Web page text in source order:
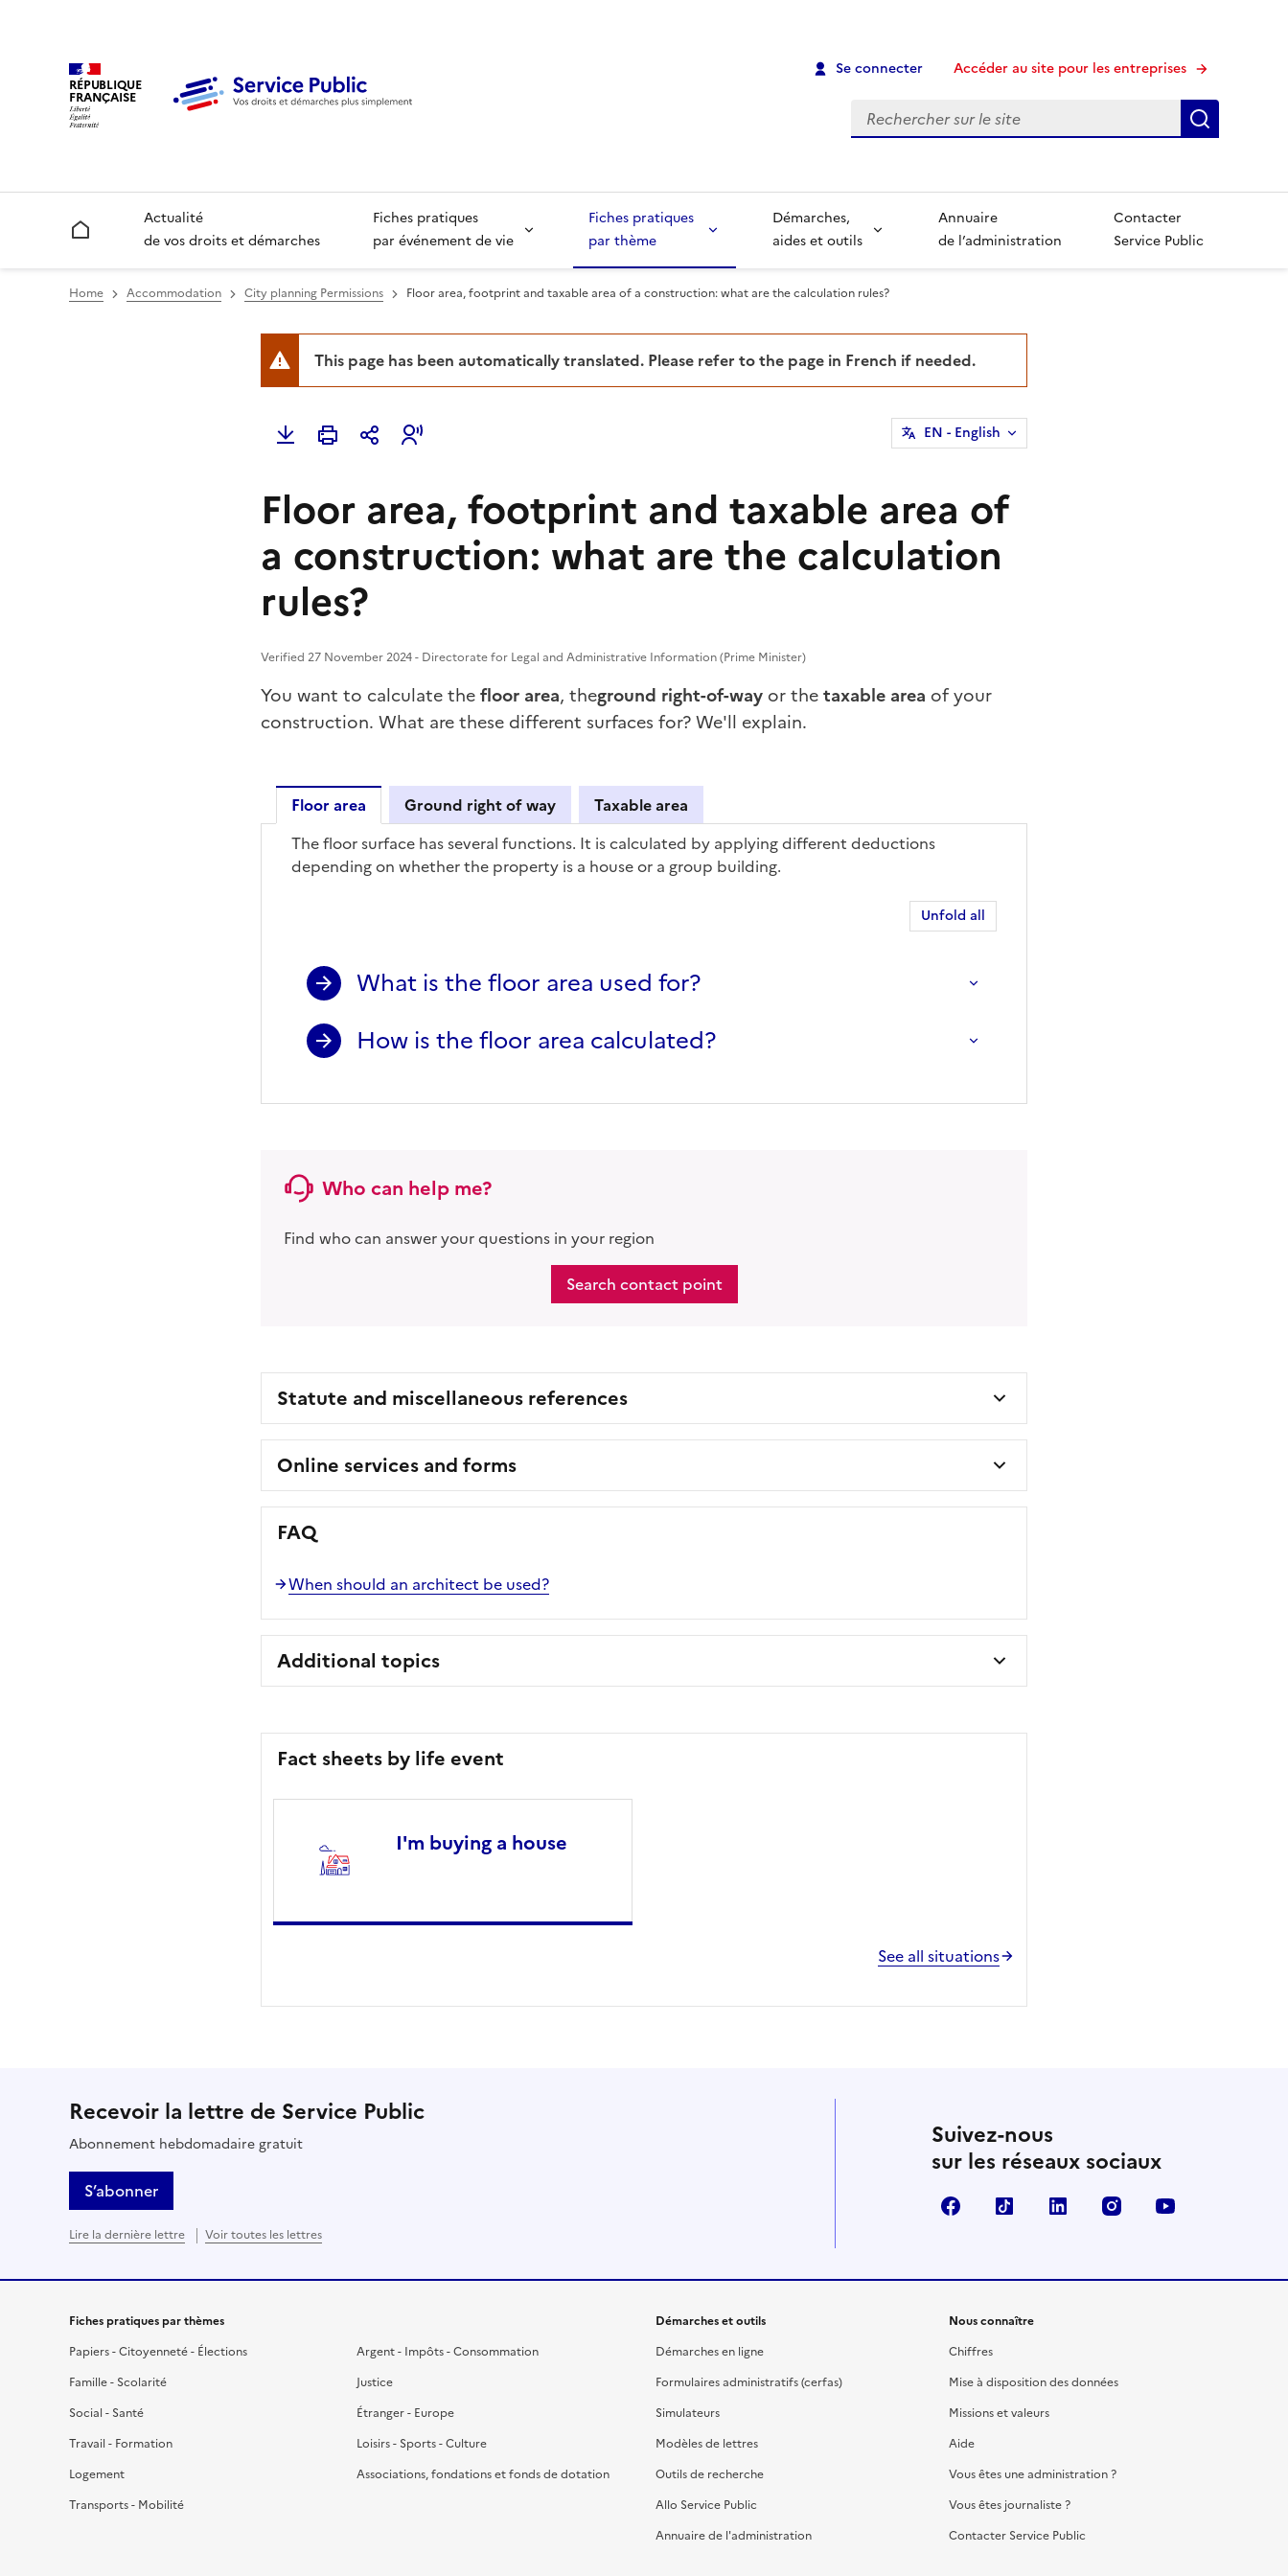
RÉPUBLIQUE
FRANÇAISE
Se connecter Accéder au site pour les entreprises
Recherche
Accueil
Actualité
de vos droits et démarches
Fiches pratiques
par événement de vie
Fiches pratiques
par thème
Démarches,
aides et outils
Annuaire
de l’administration
Contacter
Service Public
Home Accommodation City planning Permissions Floor area, footprint and taxable area of a construction: what are the calculation rules?
This page has been automatically translated. Please refer to the page in French if needed.
EN - English
Floor area, footprint and taxable area of
a construction: what are the calculation
rules?
Verified 27 November 2024 - Directorate for Legal and Administrative Information (Prime Minister)
You want to calculate thefloor area, theground right-of-way or thetaxable area of your
construction. What are these different surfaces for? We'll explain.
Floor area Ground right of way Taxable area
Floor area
The floor surface has several functions. It is calculated by applying different deductions
depending on whether the property is a house or a group building.
Unfold all
What is the floor area used for?
How is the floor area calculated?
Who can help me?
Find who can answer your questions in your region
Search contact point
Statute and miscellaneous references
Online services and forms
FAQ
When should an architect be used?
Additional topics
Fact sheets by life event
I'm buying a house
See all situations
Recevoir la lettre de Service Public
Abonnement hebdomadaire gratuit
S’abonner
Lire la dernière lettre Voir toutes les lettres
Suivez-nous
sur les réseaux sociaux
FacebookTikTok LinkedIn Instagram
Fiches pratiques par thèmes
Papiers - Citoyenneté - Élections
Famille - Scolarité
Social - Santé
Travail - Formation
Logement
Transports - Mobilité
Argent - Impôts - Consommation
Justice
Étranger - Europe
Loisirs - Sports - Culture
Associations, fondations et fonds de dotation
Démarches et outils
Démarches en ligne
Formulaires administratifs (cerfas)
Simulateurs
Modèles de lettres
Outils de recherche
Allo Service Public
Annuaire de l'administration
Nous connaître
Chiffres
Mise à disposition des données
Missions et valeurs
Aide
Vous êtes une administration ?
Vous êtes journaliste ?
Contacter Service Public